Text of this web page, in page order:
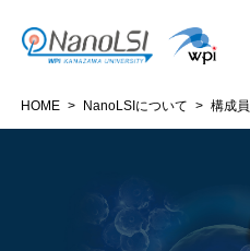
HOME > NanoLSIについて > 構成員